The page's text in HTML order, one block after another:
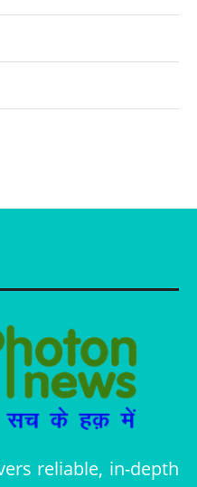
reliable, in-depth